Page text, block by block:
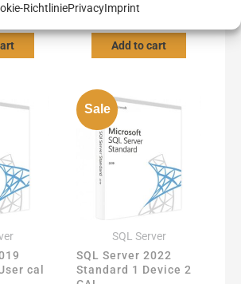
RichtliniePrivacyImprint
219,00
Add to cart
cal
Sale
SQL Server
SQL Server 2022
Standard 1 Device 2